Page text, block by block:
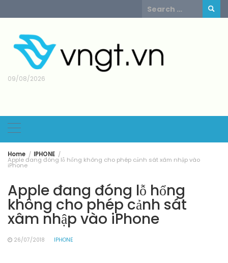
to
Search
for:
09/08/2026
Home IPHONE
Apple đang đóng lỗ hổng không cho phép cảnh sát xâm nhập vào
iPhone
Apple đang đóng lỗ hổng
không cho phép cảnh sát
xâm nhập vào iPhone
26/07/2018 IPHONE